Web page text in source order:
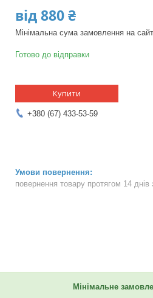
від880 ₴
Мінімальна сума замовлення на
Готово до відправки
Купити
+380 (67) 433-53-59
повернення товару протягом 14 днів
Мінімальне